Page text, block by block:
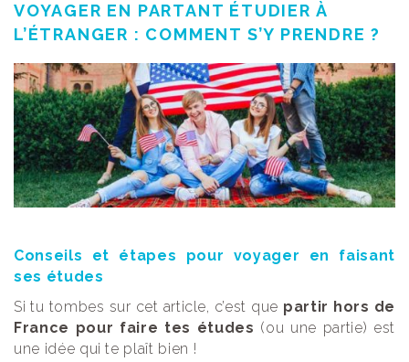
VOYAGER EN PARTANT ÉTUDIER À
L’ÉTRANGER : COMMENT S’Y PRENDRE ?
Conseils et étapes pour voyager en faisant
ses études
Si tu tombes sur cet article, c’est que partir hors de
France pour faire tes études (ou une partie) est
une idée qui te plaît bien !